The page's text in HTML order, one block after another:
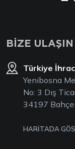
BİZE ULAŞIN
Türkiye
Yenibosna
No: 3 Dış
34197
HARİTADA